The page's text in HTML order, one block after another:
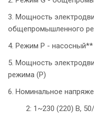
3. Мощность
общепромышленного
4. Режим P - насосный**
5. Мощность
режима (P)
6. Номинальное
2: 1~230 (220) В, 50/